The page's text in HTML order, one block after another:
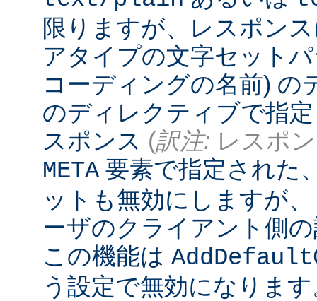
限りますが、レスポン
アタイプの文字セット
コーディングの名前) の
のディレクティブで指
スポンス (訳注: レスポ
META 要素で指定された
ットも無効にしますが
ーザのクライアント側
この機能は
う設定で無効になりま